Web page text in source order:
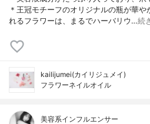
＊王冠モチーフのオリジナルの瓶が華
れるフラワーは、まるでハーバリウ…続
kailijumei(カイリジュメイ)
フラワーネイルオイル
美容系インフルエンサー